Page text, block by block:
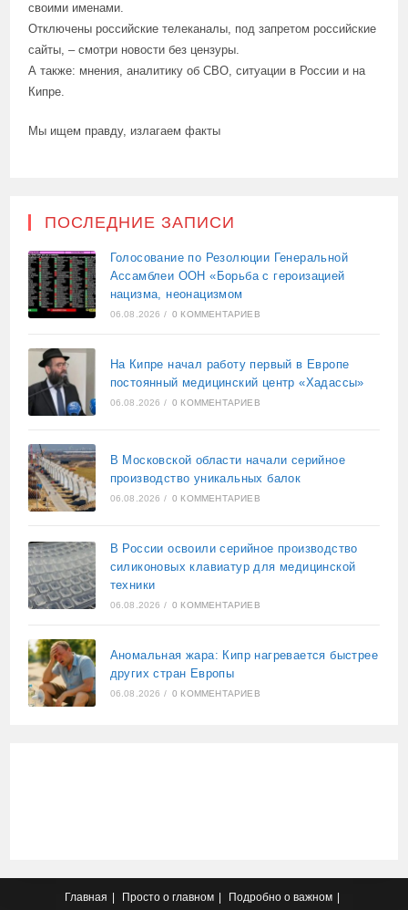
своими именами.
Отключены российские телеканалы, под запретом российские
сайты, – смотри новости без цензуры.
А также: мнения, аналитику об СВО, ситуации в России и на
Кипре.
Мы ищем правду, излагаем факты
ПОСЛЕДНИЕ ЗАПИСИ
Голосование по Резолюции Генеральной
Ассамблеи ООН «Борьба с героизацией
нацизма, неонацизмом
06.08.2026 / 0 КОММЕНТАРИЕВ
На Кипре начал работу первый в Европе
постоянный медицинский центр «Хадассы»
06.08.2026 / 0 КОММЕНТАРИЕВ
В Московской области начали серийное
производство уникальных балок
06.08.2026 / 0 КОММЕНТАРИЕВ
В России освоили серийное производство
силиконовых клавиатур для медицинской
техники
06.08.2026 / 0 КОММЕНТАРИЕВ
Аномальная жара: Кипр нагревается быстрее
других стран Европы
06.08.2026 / 0 КОММЕНТАРИЕВ
Главная Просто о главном
Подробно о важном